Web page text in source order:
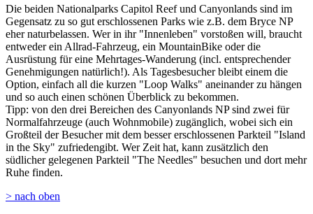
Die beiden Nationalparks Capitol Reef und Canyonlands sind im
Gegensatz zu so gut erschlossenen Parks wie z.B. dem Bryce NP
eher naturbelassen. Wer in ihr "Innenleben" vorstoßen will, braucht
entweder ein Allrad-Fahrzeug, ein MountainBike oder die
Ausrüstung für eine Mehrtages-Wanderung (incl. entsprechender
Genehmigungen natürlich!). Als Tagesbesucher bleibt einem die
Option, einfach all die kurzen "Loop Walks" aneinander zu hängen
und so auch einen schönen Überblick zu bekommen.
Tipp: von den drei Bereichen des Canyonlands NP sind zwei für
Normalfahrzeuge (auch Wohnmobile) zugänglich, wobei sich ein
Großteil der Besucher mit dem besser erschlossenen Parkteil "Island
in the Sky" zufriedengibt. Wer Zeit hat, kann zusätzlich den
südlicher gelegenen Parkteil "The Needles" besuchen und dort mehr
Ruhe finden.
> nach oben